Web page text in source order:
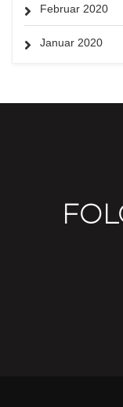
Februar 2020
Januar 2020